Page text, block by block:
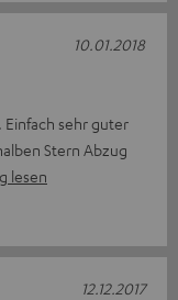
Einfach sehr guter
Stern Abzug
lesen
10.01.2018
12.12.2017